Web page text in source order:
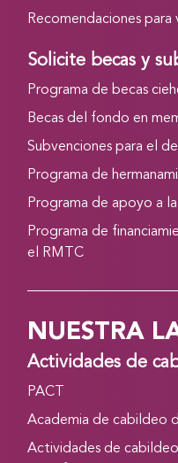
Recomendaciones para
Solicite becas y
Programa de becas
Becas del fondo en
Subvenciones para el
Programa de
Programa de apoyo a
Programa de
el RMTC
NUESTRA
Actividades de
PACT
Academia de cabildeo
Actividades de